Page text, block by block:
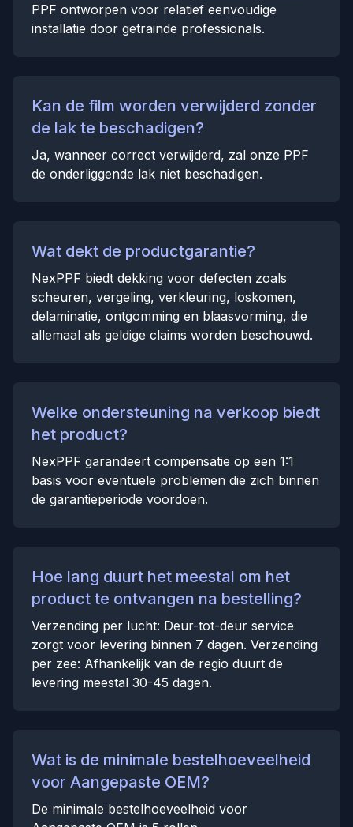
PPF ontworpen voor relatief eenvoudige
installatie door getrainde professionals.
Kan de film worden verwijderd zonder
de lak te beschadigen?
Ja, wanneer correct verwijderd, zal onze PPF
de onderliggende lak niet beschadigen.
Wat dekt de productgarantie?
NexPPF biedt dekking voor defecten zoals
scheuren, vergeling, verkleuring, loskomen,
delaminatie, ontgomming en blaasvorming, die
allemaal als geldige claims worden beschouwd.
Welke ondersteuning na verkoop biedt
het product?
NexPPF garandeert compensatie op een 1:1
basis voor eventuele problemen die zich binnen
de garantieperiode voordoen.
Hoe lang duurt het meestal om het
product te ontvangen na bestelling?
Verzending per lucht: Deur-tot-deur service
zorgt voor levering binnen 7 dagen. Verzending
per zee: Afhankelijk van de regio duurt de
levering meestal 30-45 dagen.
Wat is de minimale bestelhoeveelheid
voor Aangepaste OEM?
De minimale bestelhoeveelheid voor